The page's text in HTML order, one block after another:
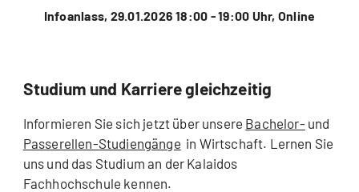
Infoanlass, 29.01.2026 18:00 - 19:00 Uhr, Online
Studium und Karriere gleichzeitig
Informieren Sie sich jetzt über unsere Bachelor- und
Passerellen-Studiengänge in Wirtschaft. Lernen Sie
uns und das Studium an der Kalaidos
Fachhochschule kennen.